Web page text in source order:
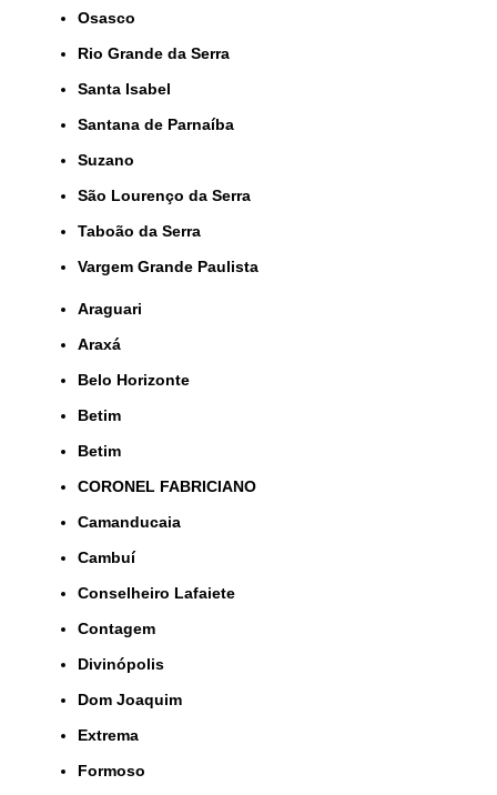
Osasco
Rio Grande da Serra
Santa Isabel
Santana de Parnaíba
Suzano
São Lourenço da Serra
Taboão da Serra
Vargem Grande Paulista
Araguari
Araxá
Belo Horizonte
Betim
Betim
CORONEL FABRICIANO
Camanducaia
Cambuí
Conselheiro Lafaiete
Contagem
Divinópolis
Dom Joaquim
Extrema
Formoso